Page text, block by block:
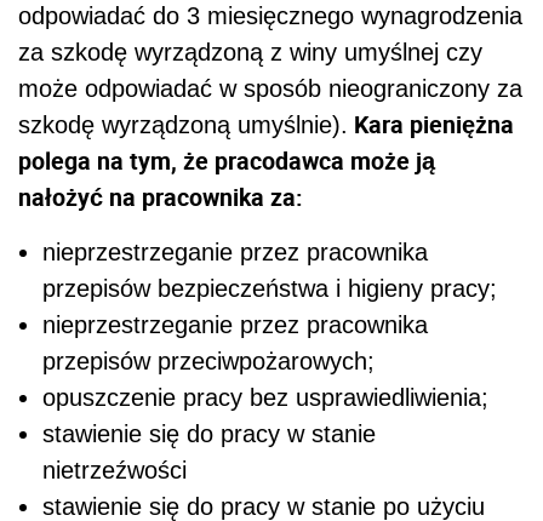
odpowiadać do 3 miesięcznego wynagrodzenia
za szkodę wyrządzoną z winy umyślnej czy
może odpowiadać w sposób nieograniczony za
szkodę wyrządzoną umyślnie). Kara pieniężna
polega na tym, że pracodawca może ją
nałożyć na pracownika za:
nieprzestrzeganie przez pracownika
przepisów bezpieczeństwa i higieny pracy;
nieprzestrzeganie przez pracownika
przepisów przeciwpożarowych;
opuszczenie pracy bez usprawiedliwienia;
stawienie się do pracy w stanie
nietrzeźwości
stawienie się do pracy w stanie po użyciu